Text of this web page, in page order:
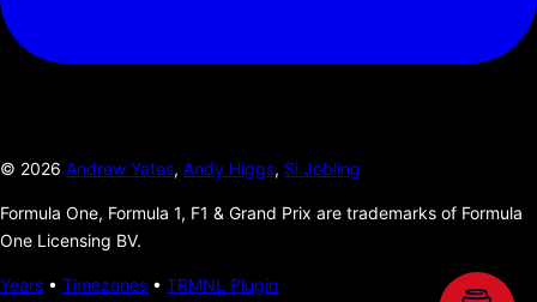
© 2026 Andrew Yates, Andy Higgs, Si Jobling
Formula One, Formula 1, F1 & Grand Prix are trademarks of Formula
One Licensing BV.
Years • Timezones • TRMNL Plugin